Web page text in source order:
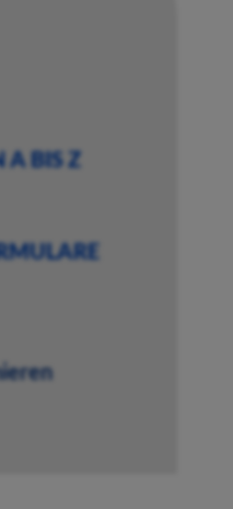
A BIS Z